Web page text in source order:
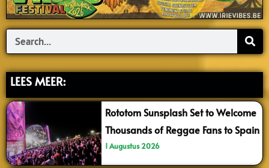
Search
LEES MEER:
Rototom Sunsplash Set to Welcome
Thousands of Reggae Fans to Spain
1 Augustus 2026